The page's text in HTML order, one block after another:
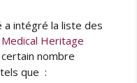
a intégré la liste des
Medical Heritage
nombre
que :